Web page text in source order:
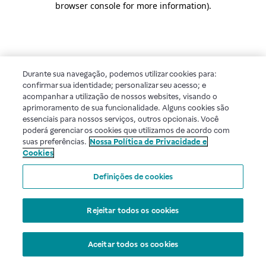
browser console for more information).
Durante sua navegação, podemos utilizar cookies para:
confirmar sua identidade; personalizar seu acesso; e
acompanhar a utilização de nossos websites, visando o
aprimoramento de sua funcionalidade. Alguns cookies são
essenciais para nossos serviços, outros opcionais. Você
poderá gerenciar os cookies que utilizamos de acordo com
suas preferências. Nossa Política de Privacidade e
Cookies
Definições de cookies
Rejeitar todos os cookies
Aceitar todos os cookies